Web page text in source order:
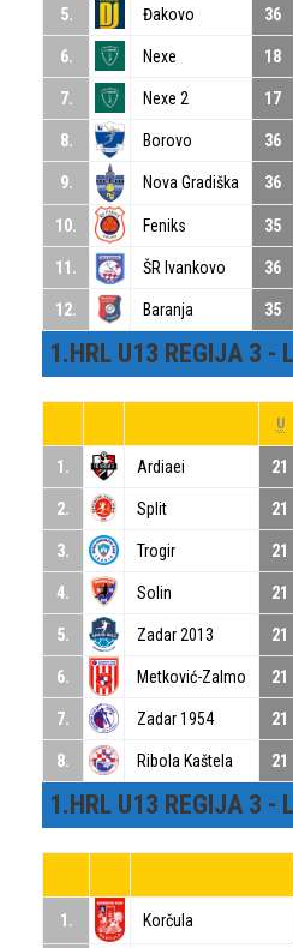
5. Đakovo 36
6. Nexe 18
7. Nexe 2 17
8. Borovo 36
9. Nova Gradiška 36
10. Feniks 35
11. ŠR Ivankovo 36
12. Baranja 35
1.HRL U13 REGIJA 3 -
U
1. Ardiaei 21
2. Split 21
3. Trogir 21
4. Solin 21
5. Zadar 2013 21
6. Metković-Zalmo 21
7. Zadar 1954 21
8. Ribola Kaštela 21
1.HRL U13 REGIJA 3 -
1. Korčula